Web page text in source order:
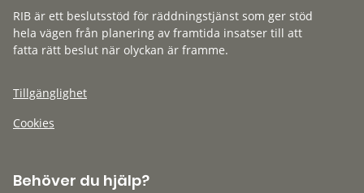
RIB är ett beslutsstöd för räddningstjänst som ger stöd
hela vägen från planering av framtida insatser till att
fatta rätt beslut när olyckan är framme.
Tillgänglighet
Cookies
Behöver du hjälp?